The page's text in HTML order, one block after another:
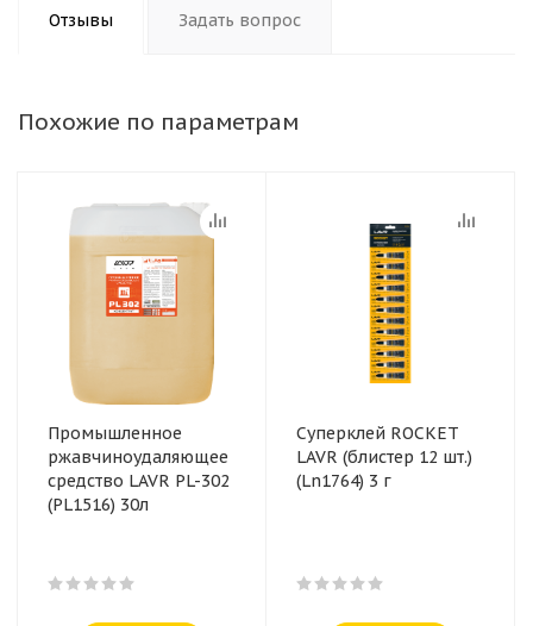
Отзывы Задать вопрос
Похожие по параметрам
Промышленное
ржавчиноудаляющее
средство LAVR PL-302
(PL1516) 30л
Суперклей ROCKET
LAVR (блистер 12 шт.)
(Ln1764) 3 г